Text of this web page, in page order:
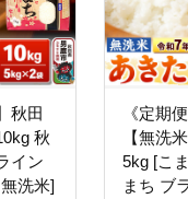
秋田
秋
イン
洗米]
《定期
【無洗
5kg [こ
まち ブ